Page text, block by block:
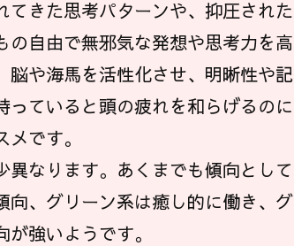
きた思考パターンや、抑圧された
自由で無邪気な発想や思考力を高
脳や海馬を活性化させ、明晰性や記
ていると頭の疲れを和らげるのに
です。
なります。あくまでも傾向として
向、グリーン系は癒し的に働き、グ
強いようです。